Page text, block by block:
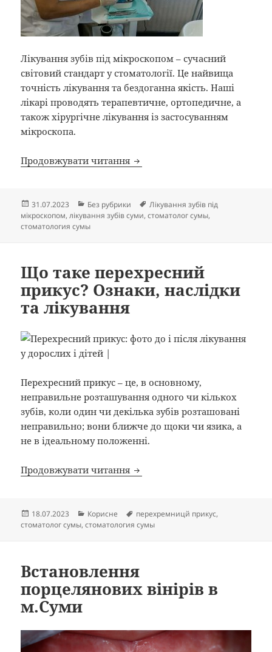
Лікування зубів під мікроскопом – сучасний
світовий стандарт у стоматології. Це найвища
точність лікування та бездоганна якість. Наші
лікарі проводять терапевтичне, ортопедичне, а
також хірургічне лікування із застосуванням
мікроскопа.
Продовжувати читання Лікування зубів під
Опубліковано
31.07.2023 Категорії
Без рубрики Позначки
Лікування зубів під
мікроскопом,лікування зубів суми,стоматолог сумы,
стоматология сумы
Що таке перехресний
прикус? Ознаки, наслідки
та лікування
Перехресний прикус – це, в основному,
неправильне розташування одного чи кількох
зубів, коли один чи декілька зубів розташовані
неправильно; вони ближче до щоки чи язика, а
не в ідеальному положенні.
Продовжувати читання Що таке перехресний
Опубліковано
18.07.2023 Категорії
Корисне Позначки
перехремницй прикус,
стоматолог сумы,стоматология сумы
Встановлення
порцелянових вінірів в
м.Суми